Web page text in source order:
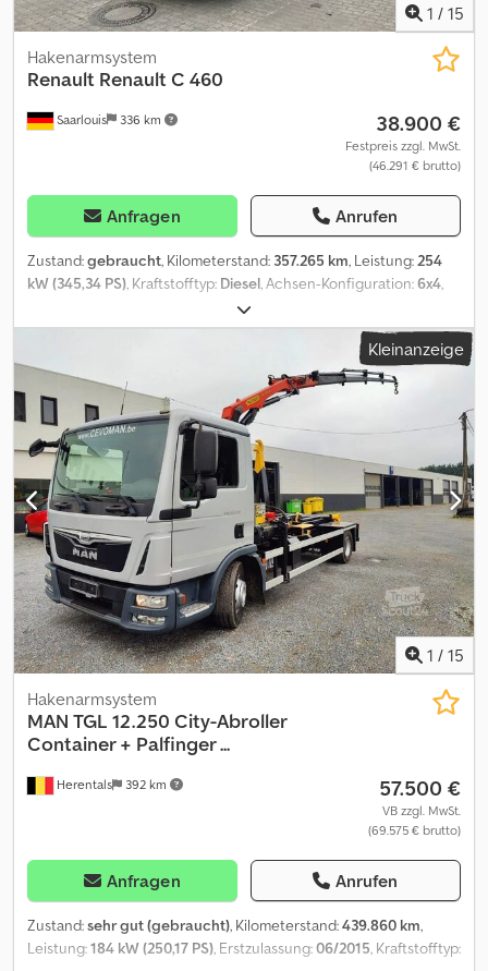
1 / 15
Saarlouis 336 km
Hakenarmsystem
Renault Renault C 460
38.900 €
Festpreis zzgl. MwSt.
(46.291 € brutto)
Anfragen Anrufen
Zustand:gebraucht, Kilometerstand: 357.265 km, Leistung: 254
kW (345,34 PS) , Kraftstofftyp: Diesel , Achsen-Konfiguration:6x4
Automatisch
Euro6, Baujahr:2017, Ausstattung:ABS, Anhängerkupplung,
, = Weitere Optionen und Zubehör = - Klimaanlage =
Anmerkungen = engineSize: 10837 Dcsdpfxey Sf R Es Abkek
Renault C 460 Comfort 6x4 / Euro 6 : 29.000 Kg Meiller
Abrollaufbau : EK 20/65 kein Funkfernbedienung Interne Nummer
: 26L058 PARTICULATE_FILTER_DIESEL = Weitere Informationen =
Kabine: Comfort Leergewicht: 12.300 kg Zuladung: 16.700 kg zGG:
29.000 kg Marke des Aufbaus: Meiller
Kleinanzeige
1 / 15
Herentals 392 km
Hakenarmsystem
MAN TGL 12.250 City-Abroller
Container + Palfinger ...
57.500 €
VB zzgl. MwSt.
(69.575 € brutto)
Anfragen Anrufen
Zustand:sehr gut (gebraucht), Kilometerstand:439.860 km,
Leistung:184 kW (250,17 PS), Erstzulassung:06/2015, Kraftstofftyp: